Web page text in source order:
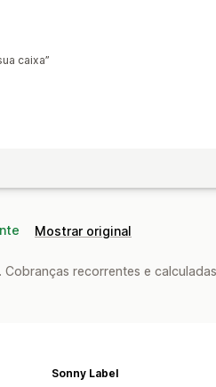
caixa”
Mostrar original
recorrentes e
Sonny Label